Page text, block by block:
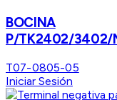
BOCINA
P/TK2402/
T07-0805-05
Iniciar Sesión